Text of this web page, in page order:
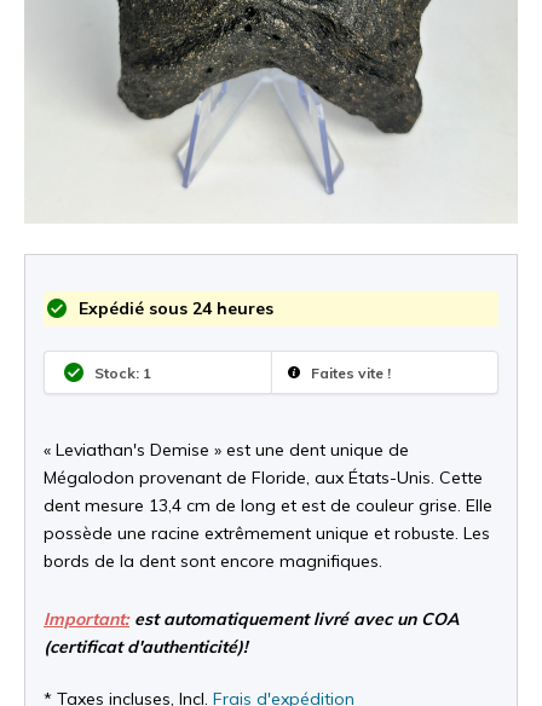
Expédié sous 24 heures
Stock: 1 Faites vite !
« Leviathan's Demise » est une dent unique de
Mégalodon provenant de Floride, aux États-Unis. Cette
dent mesure 13,4 cm de long et est de couleur grise. Elle
possède une racine extrêmement unique et robuste. Les
bords de la dent sont encore magnifiques.
Important:est automatiquement livré avec un COA
(certificat d'authenticité)!
* Taxes incluses, Incl. Frais d'expédition